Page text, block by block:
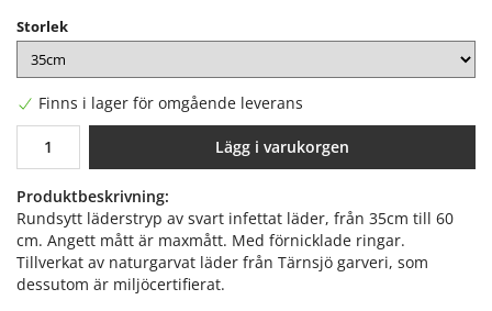
Storlek
Finns i lager för omgående leverans
Lägg i varukorgen
Produktbeskrivning:
Rundsytt läderstryp av svart infettat läder, från 35cm till 60
cm. Angett mått är maxmått. Med förnicklade ringar.
Tillverkat av naturgarvat läder från Tärnsjö garveri, som
dessutom är miljöcertifierat.